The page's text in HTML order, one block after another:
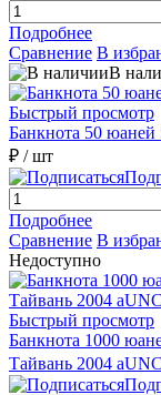
Подробнее
Сравнение В
В
Быстрый просмотр
Банкнота 50 юаней
₽ / шт
Подробнее
Сравнение В
Недоступно
Быстрый просмотр
Банкнота 1000
Тайвань 2004 аUNC